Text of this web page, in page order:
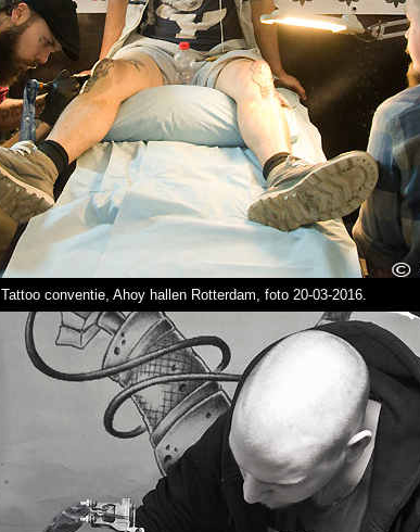
Tattoo conventie, Ahoy hallen Rotterdam, foto 20-03-2016.